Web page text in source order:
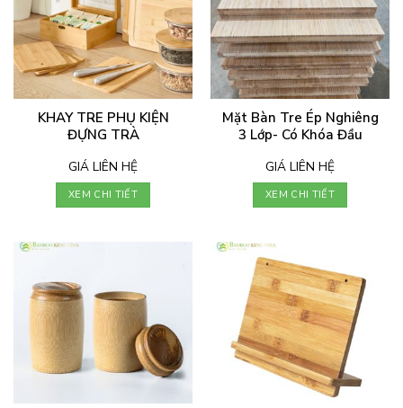
KHAY TRE PHỤ KIỆN
ĐỰNG TRÀ
GIÁ LIÊN HỆ
XEM CHI TIẾT
Mặt Bàn Tre Ép Nghiêng
3 Lớp- Có Khóa Đầu
GIÁ LIÊN HỆ
XEM CHI TIẾT